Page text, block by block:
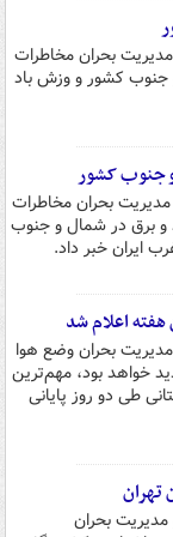
بحران مخاطرات
جنوب کشور و وزش باد
و جنوب کشور
بحران مخاطرات
و برق در شمال و جنوب
ایران خبر داد.
اعلام شد
بحران وضع هوا
خواهد بود، مهم‌ترین
طی دو روز پایانی
بحران